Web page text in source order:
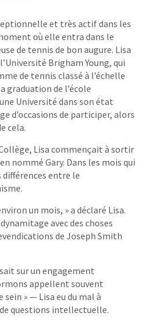
et très actif dans les
où elle entra dans le
de tennis de bon augure. Lisa
Brigham Young, qui
de tennis classé à l’échelle
graduation de l’école
Université dans son état
d’occasions de participer, alors
cela.
Lisa commençait à sortir
nommé Gary. Dans les mois qui
entre le
un mois, » a déclaré Lisa.
avec des choses
de Joseph Smith
sur un engagement
appellent souvent
» — Lisa eu du mal à
questions intellectuelle.